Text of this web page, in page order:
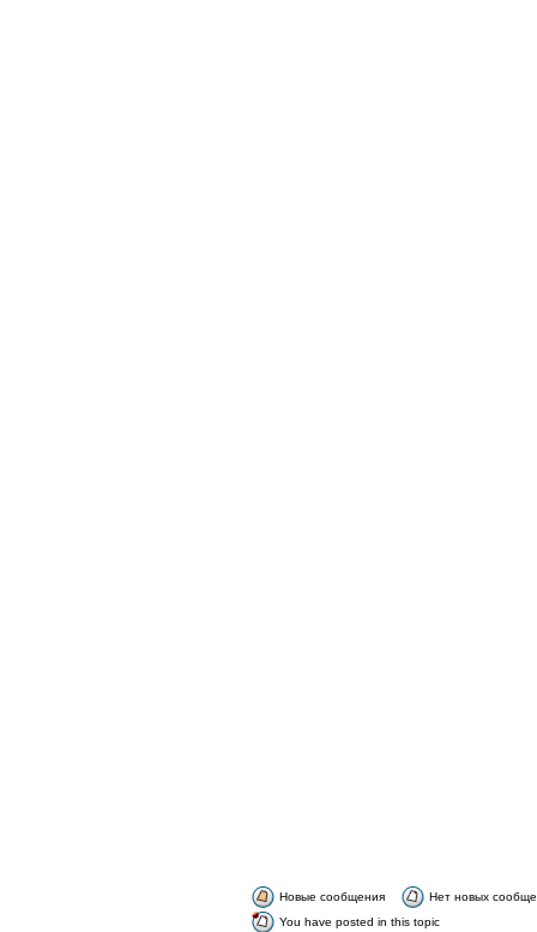
Новые сообщения
Нет новых
You have posted in this topic